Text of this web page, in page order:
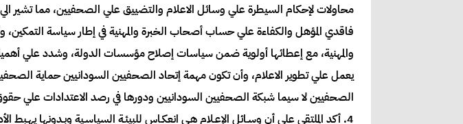
محاولات لإحكام السيطرة علي وسائل الاعلام والتضييق علي الصحفيين، مما تشير
فاقدي المؤهل والكفاءة علي حساب أصحاب الخبرة والمهنية في إطار سياسة التمكين،
والمهنية، مع إعطائها أولوية ضمن سياسات إصلاح مؤسسات الدولة، وشدد علي
يعمل علي تطوير الاعلام، وأن تكون مهمة إتحاد الصحفيين السودانيين حماية
الصحفيين لا سيما شبكة الصحفيين السودانيين ودورها في رصد الاعتدادات علي
4. أكد الملتقي علي أن وسـائل الإعـلام هـي انعكـاس للبيئـة السياسـية وبـدونها يهـبط